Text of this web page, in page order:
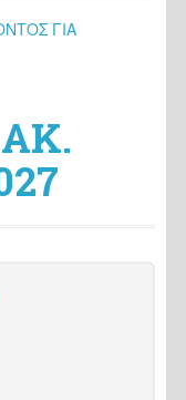
ΓΙΑ